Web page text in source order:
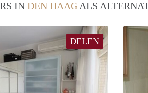
IN DEN HAAG ALS
DELEN